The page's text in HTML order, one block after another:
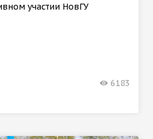
участии НовГУ
6183